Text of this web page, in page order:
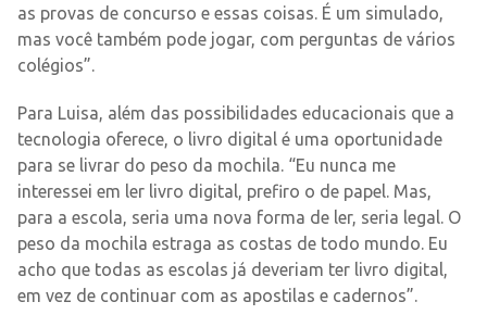
as provas de concurso e essas coisas. É um simulado,
mas você também pode jogar, com perguntas de vários
colégios”.
Para Luisa, além das possibilidades educacionais que a
tecnologia oferece, o livro digital é uma oportunidade
para se livrar do peso da mochila. “Eu nunca me
interessei em ler livro digital, prefiro o de papel. Mas,
para a escola, seria uma nova forma de ler, seria legal. O
peso da mochila estraga as costas de todo mundo. Eu
acho que todas as escolas já deveriam ter livro digital,
em vez de continuar com as apostilas e cadernos”.